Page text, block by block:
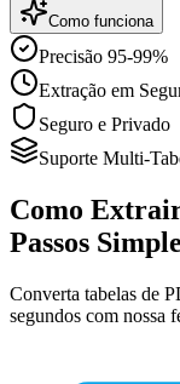
Como funciona
Precisão 95-99%
Extração em
Seguro e Privado
Suporte Multi-
Como
Passos
Converta tabelas de
segundos com nossa